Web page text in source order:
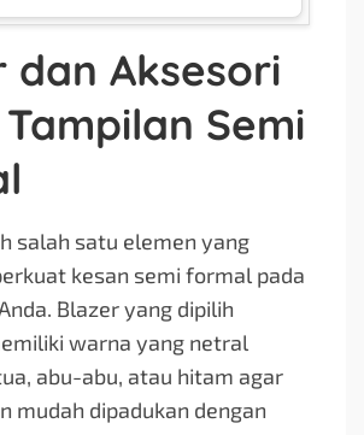
dan Aksesori
Semi
salah satu elemen yang
kesan semi formal pada
Blazer yang dipilih
warna yang netral
abu-abu, atau hitam agar
mudah dipadukan dengan